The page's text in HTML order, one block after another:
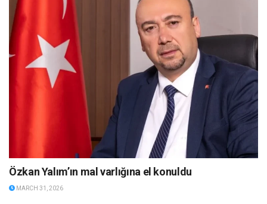
Özkan Yalım’ın mal varlığına el konuldu
MARCH 31, 2026